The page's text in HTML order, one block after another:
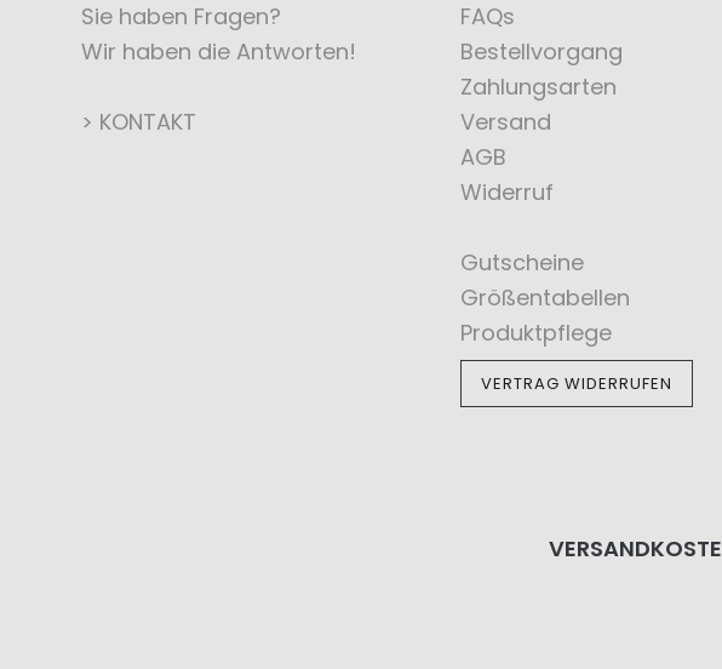
Sie haben Fragen?
Wir haben die Antworten!
> KONTAKT
FAQs
Bestellvorgang
Zahlungsarten
Versand
AGB
Widerruf
Gutscheine
Größentabellen
Produktpflege
VERTRAG WIDERRUFEN